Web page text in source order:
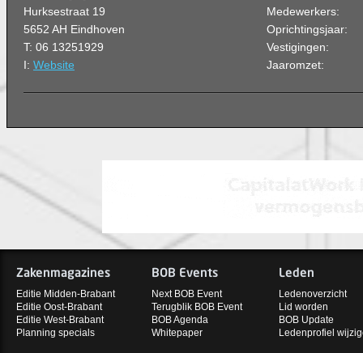
Hurksestraat 19
5652 AH Eindhoven
T: 06 13251929
I: Website
Medewerkers:
Oprichtingsjaar:
Vestigingen:
Jaaromzet:
Zakenmagazines
Editie Midden-Brabant
Editie Oost-Brabant
Editie West-Brabant
Planning specials
BOB Events
Next BOB Event
Terugblik BOB Event
BOB Agenda
Whitepaper
Leden
Ledenoverzicht
Lid worden
BOB Update
Ledenprofiel